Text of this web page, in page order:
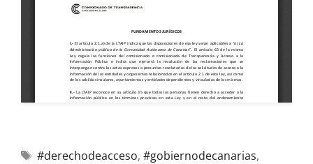
#derechodeacceso, #gobiernodecanarias,